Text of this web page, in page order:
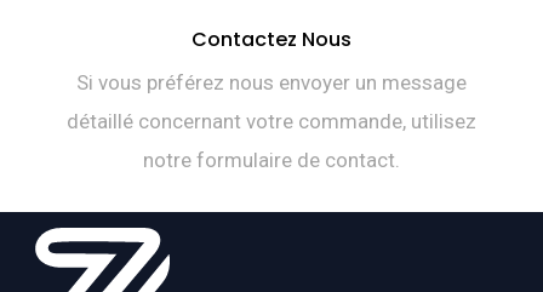
Contactez Nous
Si vous préférez nous envoyer un message
détaillé concernant votre commande, utilisez
notre formulaire de contact.